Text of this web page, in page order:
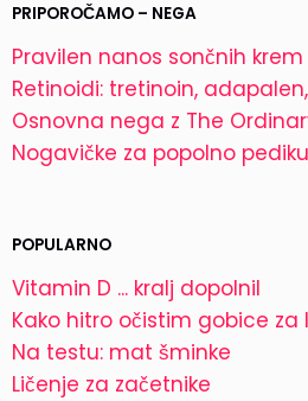
PRIPOROČAMO – NEGA
Pravilen nanos sončnih krem
Retinoidi: tretinoin,
Osnovna nega z The
Nogavičke za popolno
POPULARNO
Vitamin D ... kralj dopolnil
Kako hitro očistim gobice za
Na testu: mat šminke
Ličenje za začetnike